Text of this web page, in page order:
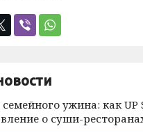
ужина: как UP
о суши-